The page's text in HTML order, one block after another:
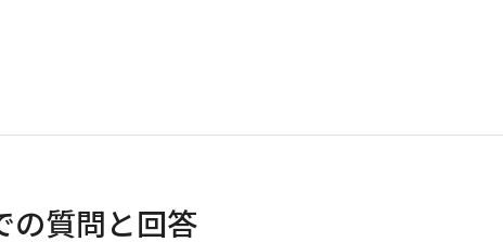
の質問と回答